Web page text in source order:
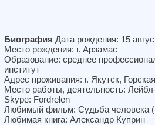
Биография Дата рождения: 15
Место рождения: г. Арзамас
Образование: среднее
институт
Адрес проживания: г. Якутск,
Место работы, деятельность:
Skype: Fordrelen
Любимый фильм: Судьба человека
Любимая книга: Александр Куприн